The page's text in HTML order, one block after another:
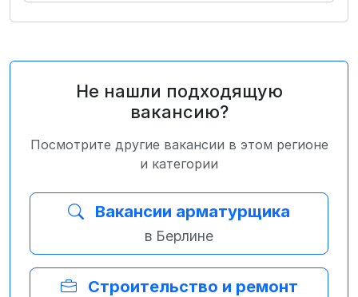
Не нашли подходящую
вакансию?
Посмотрите другие вакансии в этом регионе
и категории
Вакансии арматурщика
в Берлине
Строительство и ремонт